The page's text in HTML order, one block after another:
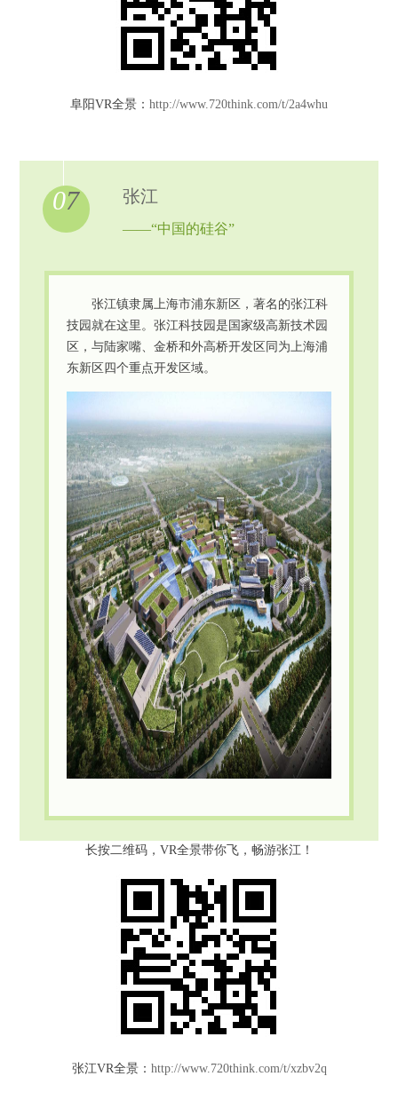
阜阳VR全景： http://www.720think.com/t/2a4whu
07 张江
——“中国的硅谷”
张江镇隶属上海市浦东新区，著名的张江科
技园就在这里。张江科技园是国家级高新技术园
区，与陆家嘴、金桥和外高桥开发区同为上海浦
东新区四个重点开发区域。
长按二维码，VR全景带你飞，畅游张江！
张江VR全景： http://www.720think.com/t/xzbv2q